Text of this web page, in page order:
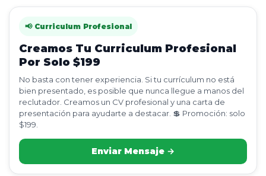
📢 Curriculum Profesional
Creamos Tu Curriculum Profesional
Por Solo $199
No basta con tener experiencia. Si tu currículum no está
bien presentado, es posible que nunca llegue a manos del
reclutador. Creamos un CV profesional y una carta de
presentación para ayudarte a destacar. 💲 Promoción: solo
$199.
Enviar Mensaje →